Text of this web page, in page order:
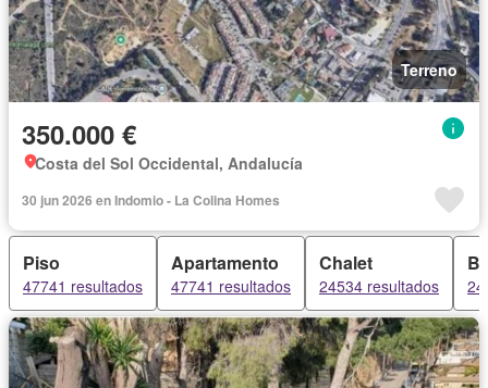
Terreno
350.000 €
Costa del Sol Occidental, Andalucía
30 jun 2026 en Indomio - La Colina Homes
Piso
47741 resultados
Apartamento
47741 resultados
Chalet
24534 resultados